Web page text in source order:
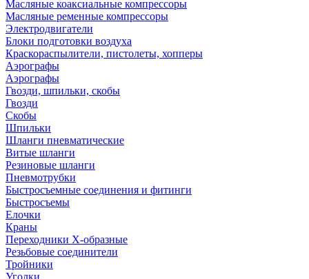
Масляные коаксиальные компрессоры
Масляные ременные компрессоры
Электродвигатели
Блоки подготовки воздуха
Краскораспылители, пистолеты, хопперы
Аэрографы
Аэрографы
Гвозди, шпильки, скобы
Гвозди
Скобы
Шпильки
Шланги пневматические
Витые шланги
Резиновые шланги
Пневмотрубки
Быстросъемные соединения и фитинги
Быстросъемы
Елочки
Краны
Переходники Х-образные
Резьбовые соединители
Тройники
Уголки